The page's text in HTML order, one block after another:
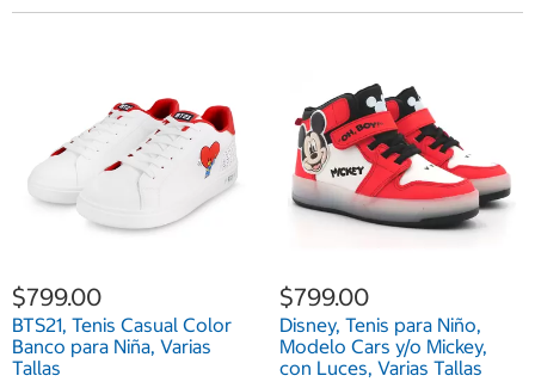
$799.00
BTS21, Tenis Casual Color
Banco para Niña, Varias
Tallas
$799.00
Disney, Tenis para Niño,
Modelo Cars y/o Mickey,
con Luces, Varias Tallas